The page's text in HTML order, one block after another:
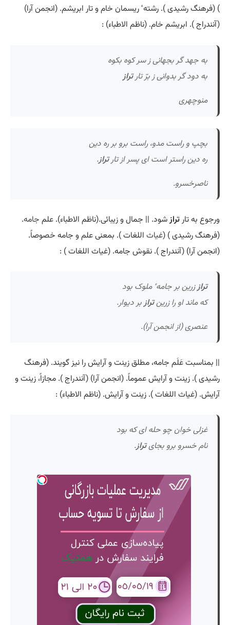
) (فرهنگ رشیدی ). رشته ٔ ریسمان خام و تار ابریشم. (انجمن آرا)
(آنندراج ). ابریشم خام. (ناظم الاطباء) :
به جهد گر بجهانی ز سر کوه بکوه
به دود گر بدوانی ز برّ تارتراز
منوچهری
بچپ و راست مدو، راست برو بر ره دین
ره دین راستر است ای پسر از تارتراز.
ناصرخسرو.
ورجوع به تار تراز شود. || جمال و زیبائی.(ناظم الاطباء). علم جامه.
(فرهنگ رشیدی ) (غیاث اللغات ). بمعنی علم و جامه خصوصاً.
(انجمن آرا) (آنندراج ). نقوش جامه. (غیاث اللغات ) :
تراززرین بر جامه ٔ ملوک بود
که ماند او را زرینترازبر دیوار.
عنصری (از انجمن آرا).
|| بمناسبت عَلَم جامه، مطلق زینت و آرایش را نیز گویند. (فرهنگ
رشیدی ). زینت و آرایش عموماً. (انجمن آرا) (آنندراج ). مجازاً، زینت و
آرایش. (غیاث اللغات ). زینت و آرایش. (ناظم الاطباء) :
غزلی خوان چو حله ای که بود
نام خسرو برو بجایتراز.